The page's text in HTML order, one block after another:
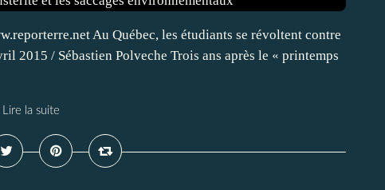
Au Québec, les étudiants se révoltent contre
2015 / Sébastien Polveche Trois ans après le « printemps
Lire la suite